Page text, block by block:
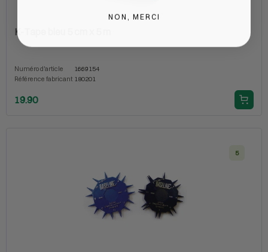
K-Tape bleu 5 cm x 5 m
Numéro d'article
1669154
Référence fabricant 180201
19.90
5
NON, MERCI